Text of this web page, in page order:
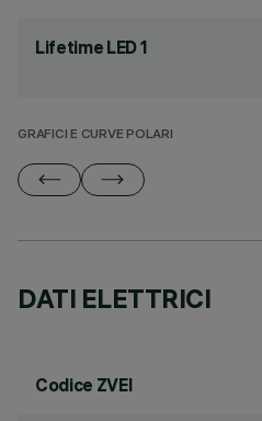
Lifetime LED 1
GRAFICI E CURVE POLARI
DATI ELETTRICI
Codice ZVEI